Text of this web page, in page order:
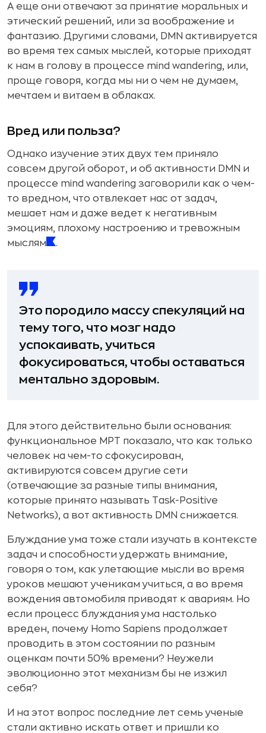
А еще они отвечают за принятие моральных и
этический решений, или за воображение и
фантазию. Другими словами, DMN активируется
во время тех самых мыслей, которые приходят
к нам в голову в процессе mind wandering, или,
проще говоря, когда мы ни о чем не думаем,
мечтаем и витаем в облаках.
Вред или польза?
Однако изучение этих двух тем приняло
совсем другой оборот, и об активности DMN и
процессе mind wandering заговорили как о чем-
то вредном, что отвлекает нас от задач,
мешает нам и даже ведет к негативным
эмоциям, плохому настроению и тревожным
мыслям
.
Это породило массу спекуляций на
тему того, что мозг надо
успокаивать, учиться
фокусироваться, чтобы оставаться
ментально здоровым.
Для этого действительно были основания:
функциональное МРТ показало, что как только
человек на чем-то сфокусирован,
активируются совсем другие сети
(отвечающие за разные типы внимания,
которые принято называть Task-Positive
Networks), а вот активность DMN снижается.
Блуждание ума тоже стали изучать в контексте
задач и способности удержать внимание,
говоря о том, как улетающие мысли во время
уроков мешают ученикам учиться, а во время
вождения автомобиля приводят к авариям. Но
если процесс блуждания ума настолько
вреден, почему Homo Sapiens продолжает
проводить в этом состоянии по разным
оценкам почти 50% времени? Неужели
эволюционно этот механизм бы не изжил
себя?
И на этот вопрос последние лет семь ученые
стали активно искать ответ и пришли ко